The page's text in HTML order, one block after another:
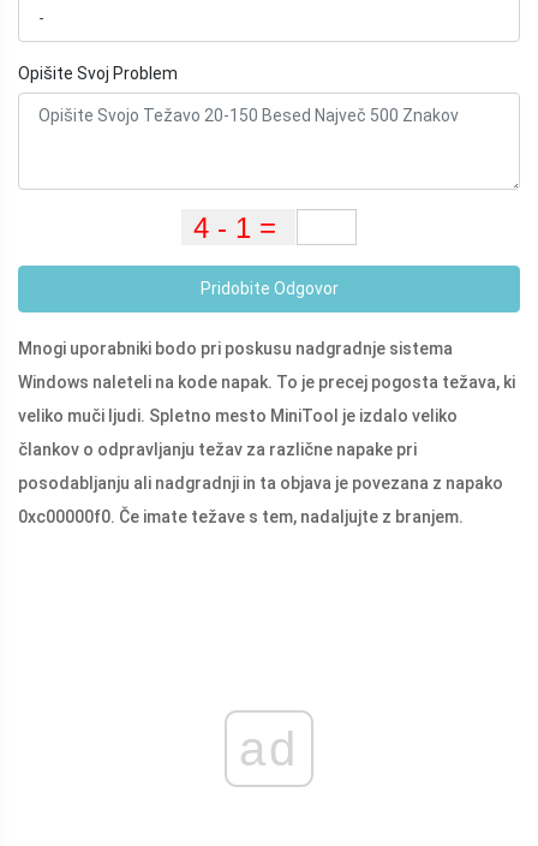
Opišite Svoj Problem
Pridobite Odgovor
Mnogi uporabniki bodo pri poskusu nadgradnje sistema
Windows naleteli na kode napak. To je precej pogosta težava, ki
veliko muči ljudi. Spletno mesto MiniTool je izdalo veliko
člankov o odpravljanju težav za različne napake pri
posodabljanju ali nadgradnji in ta objava je povezana z napako
0xc00000f0. Če imate težave s tem, nadaljujte z branjem.
ad